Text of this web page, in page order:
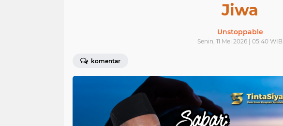
Jiwa
Unstoppable
Senin, 11 Mei 2026 | 05:40 WIB
komentar